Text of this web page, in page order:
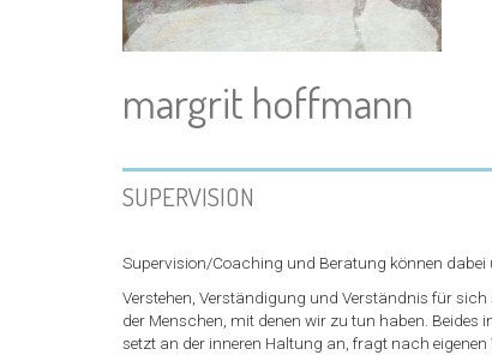
margrit hoffmann
SUPERVISION
Supervision/Coaching und Beratung können
Verstehen, Verständigung und Verständnis für
der Menschen, mit denen wir zu tun haben.
setzt an der inneren Haltung an, fragt nach